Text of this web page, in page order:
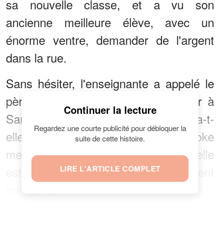
sa nouvelle classe, et a vu son
ancienne meilleure élève, avec un
énorme ventre, demander de l'argent
dans la rue.
Sans hésiter, l'enseignante a appelé le
père de Brooke. " Vous devez aller à
San Francisco, immédiatement ", a-t-
elle dit. "Je viens de voir Brooke
mendier dans la rue. On dirait qu'elle
est sans abri depuis un bon moment
maintenant."
Continuer la lecture
Regardez une courte publicité pour débloquer la
suite de cette histoire.
LIRE L'ARTICLE COMPLET